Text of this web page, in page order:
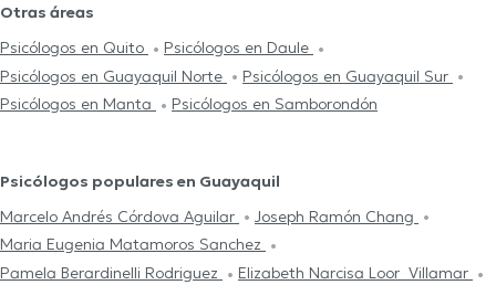
Otras áreas
Psicólogos en Quito
Psicólogos en Daule
Psicólogos en Guayaquil Norte
Psicólogos en Guayaquil Sur
Psicólogos en Manta
Psicólogos en Samborondón
Psicólogos populares en Guayaquil
Marcelo Andrés Córdova Aguilar
Joseph Ramón Chang
Maria Eugenia Matamoros Sanchez
Pamela Berardinelli Rodriguez
Elizabeth Narcisa Loor Villamar